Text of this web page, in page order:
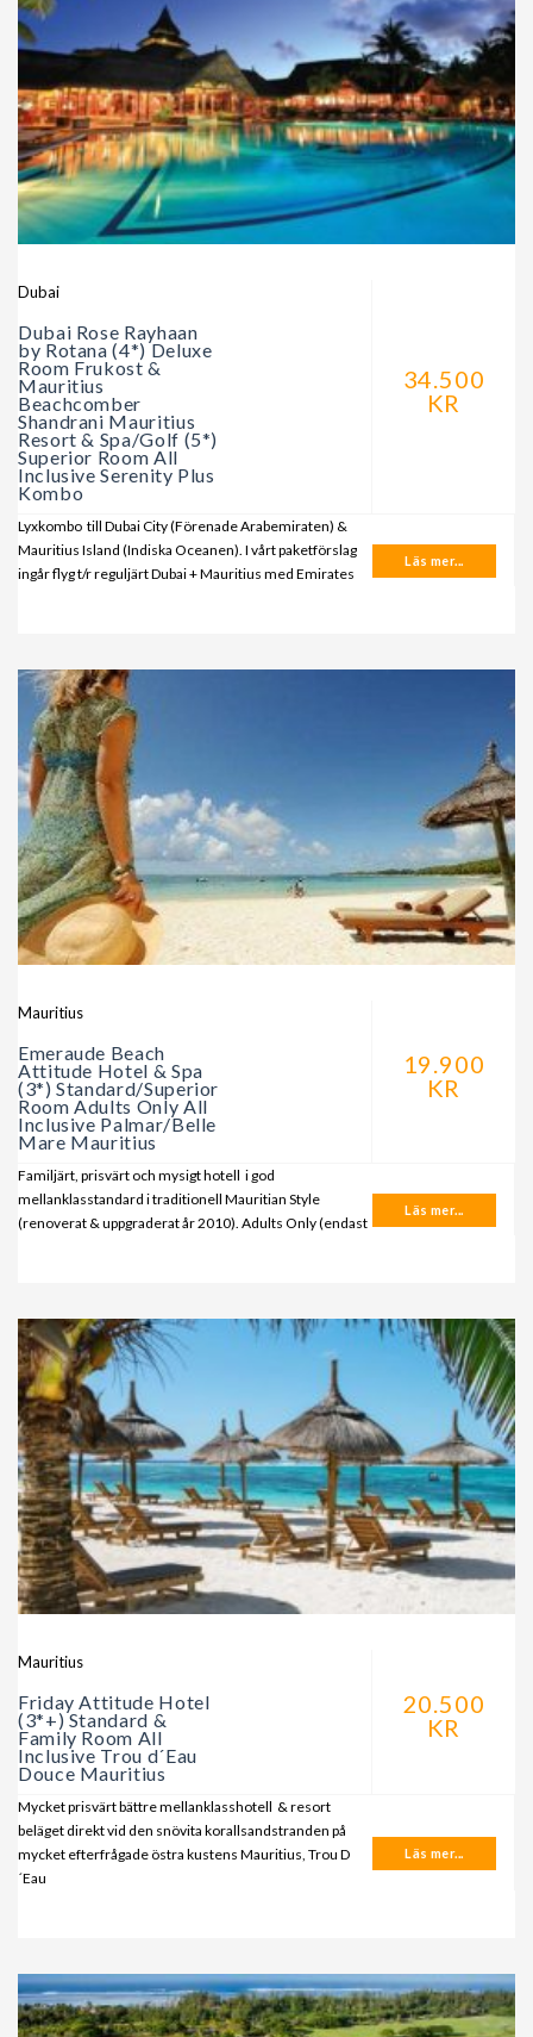
Dubai
Dubai Rose Rayhaan
by Rotana (4*) Deluxe
Room Frukost &
Mauritius
Beachcomber
Shandrani Mauritius
Resort & Spa/Golf (5*)
Superior Room All
Inclusive Serenity Plus
Kombo
34.500
KR
Lyxkombo till Dubai City (Förenade Arabemiraten) &
Mauritius Island (Indiska Oceanen). I vårt paketförslag
ingår flyg t/r reguljärt Dubai + Mauritius med Emirates
Läs mer...
Mauritius
Emeraude Beach
Attitude Hotel & Spa
(3*) Standard/Superior
Room Adults Only All
Inclusive Palmar/Belle
Mare Mauritius
19.900
KR
Familjärt, prisvärt och mysigt hotell i god
mellanklasstandard i traditionell Mauritian Style
(renoverat & uppgraderat år 2010). Adults Only (endast
Läs mer...
Mauritius
Friday Attitude Hotel
(3*+) Standard &
Family Room All
Inclusive Trou d´Eau
Douce Mauritius
20.500
KR
Mycket prisvärt bättre mellanklasshotell & resort
beläget direkt vid den snövita korallsandstranden på
mycket efterfrågade östra kustens Mauritius, Trou D
´Eau
Läs mer...